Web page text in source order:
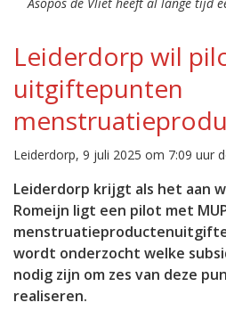
Leiderdorp wil
uitgiftepunten
Leiderdorp, 9 juli 2025 om 7:09 uur
Leiderdorp krijgt als het aan
Romeijn ligt een pilot met
wordt onderzocht welke
nodig zijn om zes van deze
realiseren.